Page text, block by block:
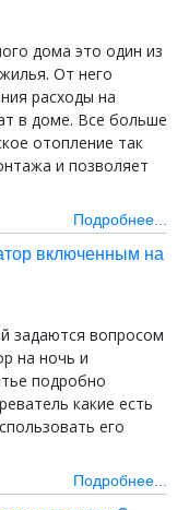
дома это один из
От него
расходы на
в доме. Все больше
отопление так
и позволяет
Подробнее...
включенным на
задаются вопросом
на ночь и
подробно
какие есть
его
Подробнее...